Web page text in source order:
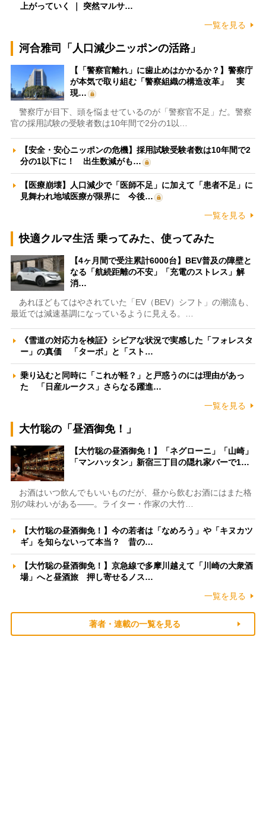
上がっていく ｜ 突然マルサ…
一覧を見る
河合雅司「人口減少ニッポンの活路」
【「警察官離れ」に歯止めはかかるか？】警察庁
が本気で取り組む「警察組織の構造改革」 実
現…
警察庁が目下、頭を悩ませているのが「警察官不足」だ。警察
官の採用試験の受験者数は10年間で2分の1以…
【安全・安心ニッポンの危機】採用試験受験者数は10年間で2
分の1以下に！ 出生数減がも…
【医療崩壊】人口減少で「医師不足」に加えて「患者不足」に
見舞われ地域医療が限界に 今後…
一覧を見る
快適クルマ生活 乗ってみた、使ってみた
【4ヶ月間で受注累計6000台】BEV普及の障壁と
なる「航続距離の不安」「充電のストレス」解
消…
あれほどもてはやされていた「EV（BEV）シフト」の潮流も、
最近では減速基調になっているように見える。…
《雪道の対応力を検証》シビアな状況で実感した「フォレスタ
ー」の真価 「ターボ」と「スト…
乗り込むと同時に「これが軽？」と戸惑うのには理由があっ
た 「日産ルークス」さらなる躍進…
一覧を見る
大竹聡の「昼酒御免！」
【大竹聡の昼酒御免！】「ネグローニ」「山崎」
「マンハッタン」新宿三丁目の隠れ家バーで1…
お酒はいつ飲んでもいいものだが、昼から飲むお酒にはまた格
別の味わいがある――。ライター・作家の大竹…
【大竹聡の昼酒御免！】今の若者は「なめろう」や「キヌカツ
ギ」を知らないって本当？ 昔の…
【大竹聡の昼酒御免！】京急線で多摩川越えて「川崎の大衆酒
場」へと昼酒旅 押し寄せるノス…
一覧を見る
著者・連載の一覧を見る